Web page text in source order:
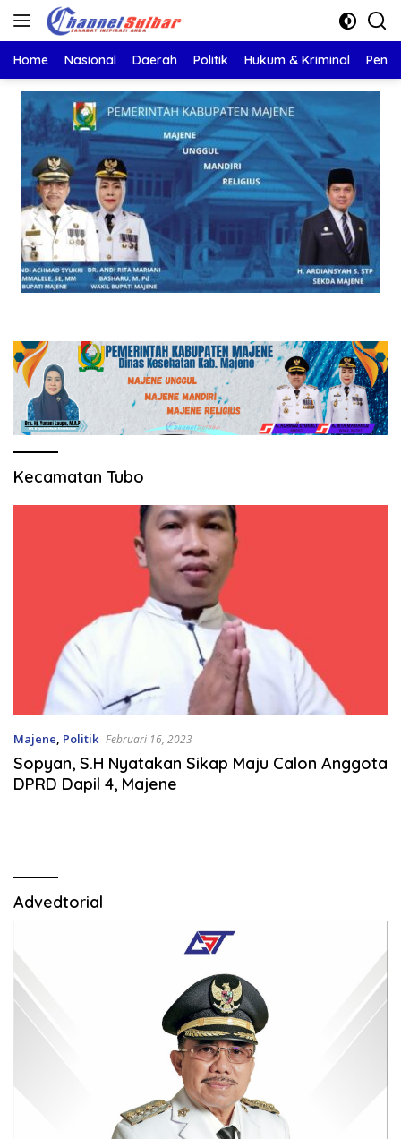
Langsung
Home Nasional Daerah Politik Hukum & Kriminal
Kecamatan Tubo
Majene, Politik Februari 16, 2023
Sopyan, S.H Nyatakan Sikap Maju Calon Anggota
DPRD Dapil 4, Majene
Advedtorial